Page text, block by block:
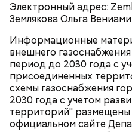
Электронный адрес:
Землякова Ольга
Информационные
внешнего
период до 2030 года с
присоединенных
схемы газоснабжения
2030 года с учетом
территорий" размещены
официальном сайте
«В рамках реставрации
окон в мемориальной
деревянные,
перенос входа в
было при жизни
восстановлен
проем между столовой и
работы по наладке
отопления, заменят